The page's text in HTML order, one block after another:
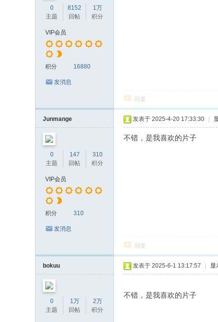
0
主题
8152
回帖
1万
积分
VIP会员
积分 16880
发消息
回复
Junmange
0
主题
147
回帖
310
积分
VIP会员
积分 310
发消息
发表于 2025-4-20 17:33:30
不错，是我喜欢的片子
回复
bokuu
0
主题
1万
回帖
2万
积分
发表于 2025-6-1 13:17:57 显
不错，是我喜欢的片子